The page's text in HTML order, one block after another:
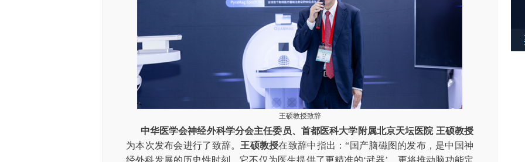
王硕教授致辞
中华医学会神经外科学分会主任委员、首都医科大学附属北京天坛医院 王硕教授
为本次发布会进行了致辞。 王硕教授在致辞中指出：“国产脑磁图的发布，是中国神
经外科发展的历史性时刻。它不仅为医生提供了更精准的‘武器’，更将推动脑功能定